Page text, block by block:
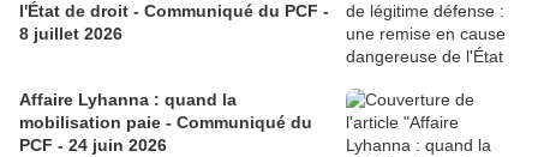
l'État de droit - Communiqué du PCF -
8 juillet 2026
Affaire Lyhanna : quand la
mobilisation paie - Communiqué du
PCF - 24 juin 2026